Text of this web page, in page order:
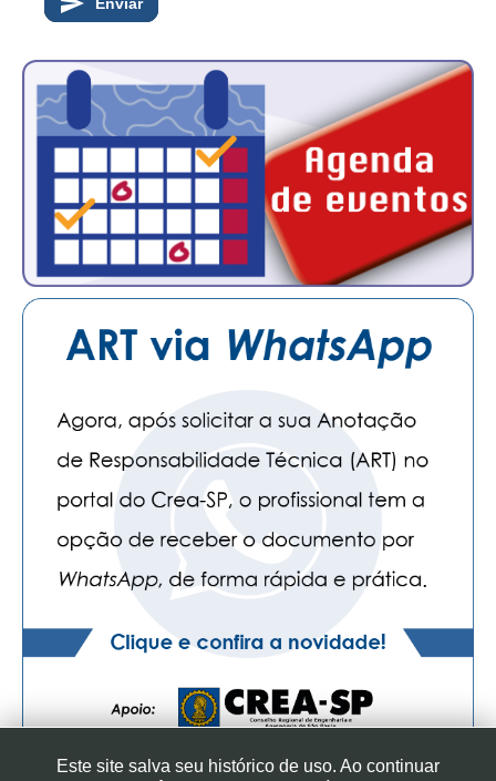
CADASTRO
ASSOCIE-SE
ATUALIZAÇÃO CADASTRAL
NÚCLEO JOVEM
Enviar
Este site salva seu histórico de uso. Ao continuar